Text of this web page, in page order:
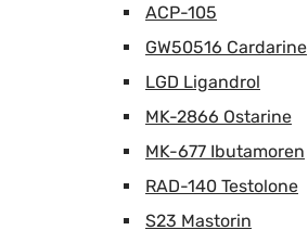
ACP-105
GW50516 Cardarine
LGD Ligandrol
MK-2866 Ostarine
MK-677 Ibutamoren
RAD-140 Testolone
S23 Mastorin